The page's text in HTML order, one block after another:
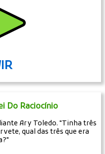
Do Raciocínio
Ary Toledo. "Tinha três
qual das três que era